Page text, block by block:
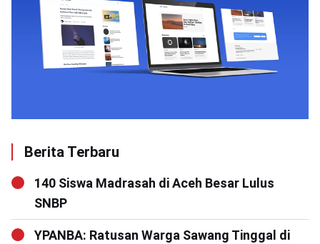
Berita Terbaru
140 Siswa Madrasah di Aceh Besar Lulus
SNBP
YPANBA: Ratusan Warga Sawang Tinggal di